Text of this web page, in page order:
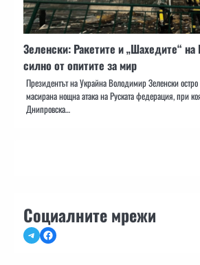
Зеленски: Ракетите и „Шахедите“ на
силно от опитите за мир
Президентът на Украйна Володимир Зеленски
масирана нощна атака на Руската федерация, при
Днипровска…
Социалните мрежи
TelegramFacebook